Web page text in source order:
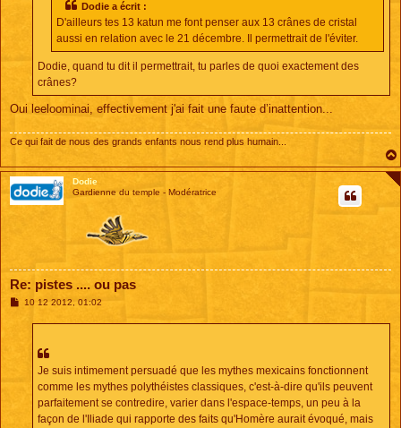
Dodie a écrit :
D'ailleurs tes 13 katun me font penser aux 13 crânes de cristal
aussi en relation avec le 21 décembre. Il permettrait de l'éviter.
Dodie, quand tu dit il permettrait, tu parles de quoi exactement des
crânes?
Oui leeloominai, effectivement j'ai fait une faute d’inattention...
Ce qui fait de nous des grands enfants nous rend plus humain...
Dodie
Gardienne du temple - Modératrice
Re: pistes .... ou pas
M10 12 2012, 01:02
Je suis intimement persuadé que les mythes mexicains fonctionnent
comme les mythes polythéistes classiques, c'est-à-dire qu'ils peuvent
parfaitement se contredire, varier dans l'espace-temps, un peu à la
façon de l'Iliade qui rapporte des faits qu'Homère aurait évoqué, mais